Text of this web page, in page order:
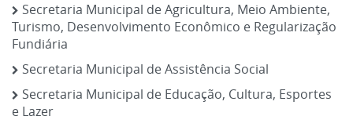
Secretaria Municipal de Agricultura, Meio Ambiente,
Turismo, Desenvolvimento Econômico e Regularização
Fundiária
Secretaria Municipal de Assistência Social
Secretaria Municipal de Educação, Cultura, Esportes
e Lazer